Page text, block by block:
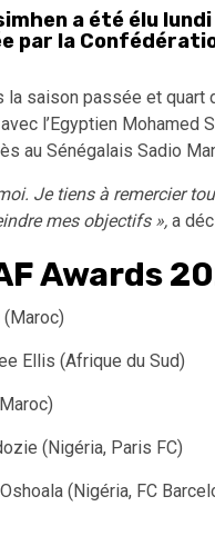
a été élu
par la
la saison passée et
l’Egyptien Mohamed
au Sénégalais Sadio
Je tiens à remercier
mes objectifs », a
Awards
(Maroc)
Ellis (Afrique du Sud)
(Nigéria, Paris FC)
(Nigéria, FC